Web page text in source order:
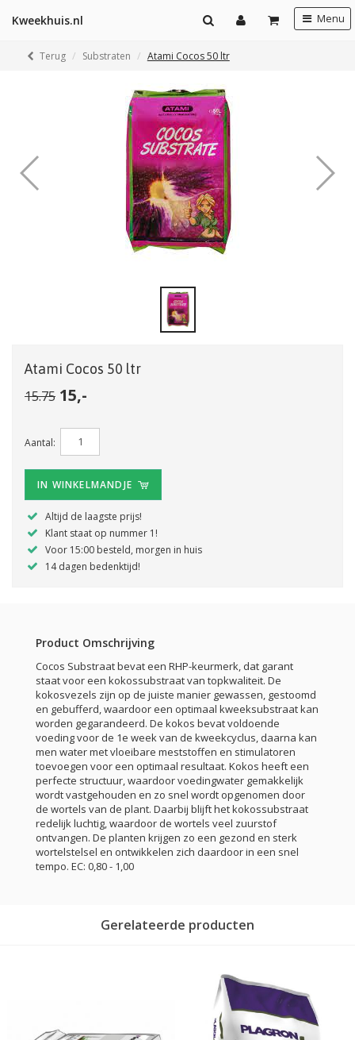
Kweekhuis.nl Menu
Terug Substraten Atami Cocos 50 ltr
Atami Cocos 50 ltr
15.75 15,-
Aantal:
IN WINKELMANDJE
Altijd de laagste prijs!
Klant staat op nummer 1!
Voor 15:00 besteld, morgen in huis
14 dagen bedenktijd!
Product Omschrijving
Cocos Substraat bevat een RHP-keurmerk, dat garant
staat voor een kokossubstraat van topkwaliteit. De
kokosvezels zijn op de juiste manier gewassen, gestoomd
en gebufferd, waardoor een optimaal kweeksubstraat kan
worden gegarandeerd. De kokos bevat voldoende
voeding voor de 1e week van de kweekcyclus, daarna kan
men water met vloeibare meststoffen en stimulatoren
toevoegen voor een optimaal resultaat. Kokos heeft een
perfecte structuur, waardoor voedingwater gemakkelijk
wordt vastgehouden en zo snel wordt opgenomen door
de wortels van de plant. Daarbij blijft het kokossubstraat
redelijk luchtig, waardoor de wortels veel zuurstof
ontvangen. De planten krijgen zo een gezond en sterk
wortelstelsel en ontwikkelen zich daardoor in een snel
tempo. EC: 0,80 - 1,00
Gerelateerde producten